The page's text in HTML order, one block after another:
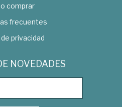
comprar
frecuentes
privacidad
NOVEDADES